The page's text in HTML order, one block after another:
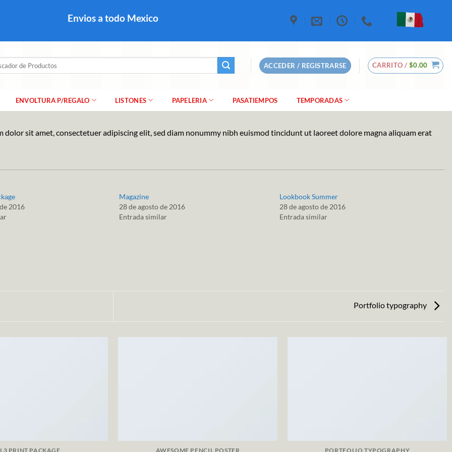
Envios a todo Mexico
ACCEDER / REGISTRARSE CARRITO / $0.00
ENVOLTURA P/REGALO LISTONES PAPELERIA PASATIEMPOS TEMPORADAS
dolor sit amet, consectetuer adipiscing elit, sed diam nonummy nibh euismod tincidunt ut laoreet dolore magna aliquam erat
2016
Magazine
28 de agosto de 2016
Entrada similar
Lookbook Summer
28 de agosto de 2016
Entrada similar
Portfolio typography
PRINT PACKAGE AWESOME PENCIL POSTER PORTFOLIO TYPOGRAPHY